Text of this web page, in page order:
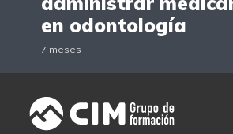
en odontología
7 meses